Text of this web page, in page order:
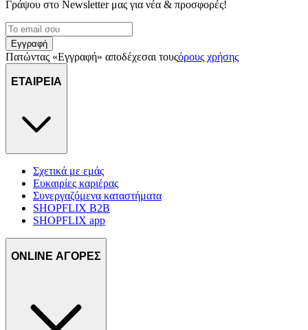
Γράψου στο Νewsletter μας για νέα & προσφορές!
Εγγραφή
Πατώντας «Εγγραφή» αποδέχεσαι τουςόρους χρήσης
ΕΤΑΙΡΕΙΑ
Σχετικά με εμάς
Ευκαιρίες καριέρας
Συνεργαζόμενα καταστήματα
SHOPFLIX B2B
SHOPFLIX app
ONLINE ΑΓΟΡΕΣ